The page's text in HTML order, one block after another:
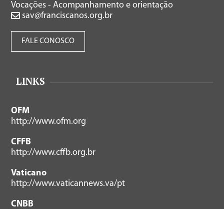
Vocações - Acompanhamento e orientação
sav@franciscanos.org.br
FALE CONOSCO
LINKS
OFM
http://www.ofm.org
CFFB
http://www.cffb.org.br
Vaticano
http://www.vaticannews.va/pt
CNBB